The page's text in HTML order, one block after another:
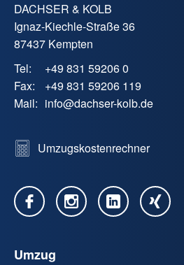
DACHSER & KOLB
Ignaz-Kiechle-Straße 36
87437 Kempten
Tel:
+49 831 59206 0
Fax:
+49 831 59206 119
Mail: info@dachser-kolb.de
Umzugskostenrechner
Umzug